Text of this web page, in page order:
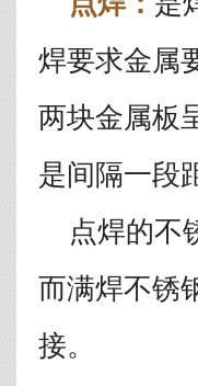
焊要求金属
两块金属板
是间隔一段
点焊的不
而满焊不锈
接。